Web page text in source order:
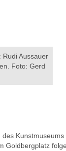
Rudi Aussauer
Foto: Gerd
Kunstmuseums
Goldbergplatz